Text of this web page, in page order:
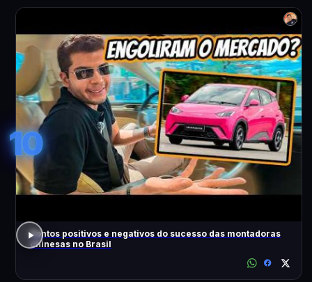
10
Pontos positivos e negativos do sucesso das montadoras
chinesas no Brasil